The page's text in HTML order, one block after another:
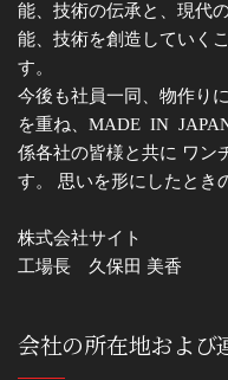
能、技術の伝承と、現代
能、技術を創造していく
す。
今後も社員一同、物作り
を重ね、MADE IN
係各社の皆様と共に ワン
す。 思いを形にしたとき
株式会社サイト
工場長 久保田 美香
会社の所在地および